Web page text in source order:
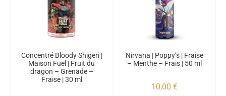
Concentré Bloody Shigeri |
Maison Fuel | Fruit du
dragon – Grenade –
Fraise | 30 ml
Nirvana | Poppy’s | Fraise
– Menthe – Frais | 50 ml
10,00 €